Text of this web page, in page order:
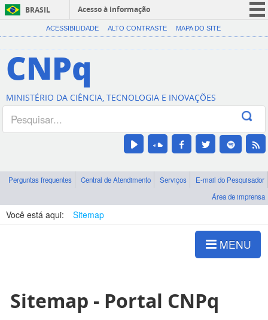
BRASIL
Acesso à informação
CORONAVÍRUS (COVID-19)
Canais
ACESSIBILIDADE ALTO CONTRASTE MAPA DO SITE
CNPq
MINISTÉRIO DA CIÊNCIA, TECNOLOGIA E INOVAÇÕES
Perguntas frequentes Central de Atendimento Serviços
E-mail do Pesquisador
Área de imprensa
Você está aqui: Sitemap
MENU
Sitemap - Portal CNPq